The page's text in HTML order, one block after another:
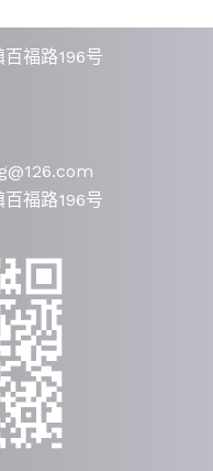
福路196号
福路196号